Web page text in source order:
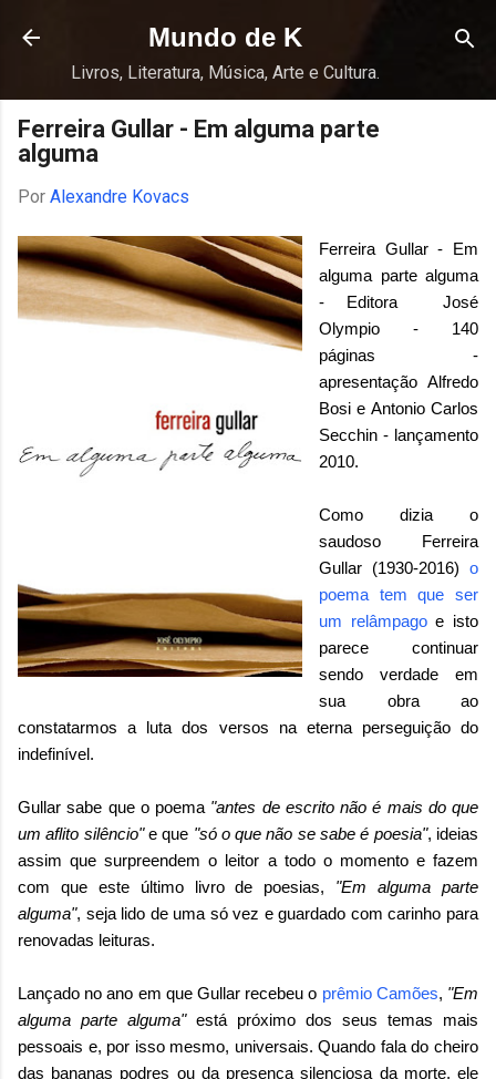
Pular para o conteúdo principal
Mundo de K
Livros, Literatura, Música, Arte e Cultura.
Ferreira Gullar - Em alguma parte
alguma
Por Alexandre Kovacs
Ferreira Gullar - Em
alguma parte alguma
- Editora José
Olympio - 140
páginas -
apresentação Alfredo
Bosi e Antonio Carlos
Secchin - lançamento
2010.
Como dizia o
saudoso Ferreira
Gullar (1930-2016) o
poema tem que ser
um relâmpagoe isto
parece continuar
sendo verdade em
sua obra ao
constatarmos a luta dos versos na eterna perseguição do
indefinível.
Gullar sabe que o poema "antes de escrito não é mais do que
um aflito silêncio"e que "só o que não se sabe é poesia", ideias
assim que surpreendem o leitor a todo o momento e fazem
com que este último livro de poesias, "Em alguma parte
alguma", seja lido de uma só vez e guardado com carinho para
renovadas leituras.
Lançado no ano em que Gullar recebeu o prêmio Camões, "Em
alguma parte alguma"está próximo dos seus temas mais
pessoais e, por isso mesmo, universais. Quando fala do cheiro
das bananas podres ou da presença silenciosa da morte, ele